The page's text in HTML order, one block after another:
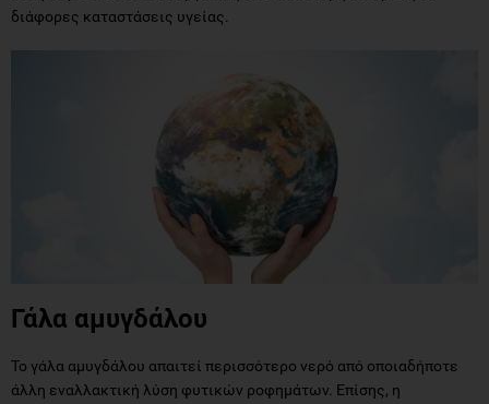
Γάλα αμυγδάλου
άλλη εναλλακτική λύση φυτικών ροφημάτων. Επίσης, η
καθώς είναι απαραίτητες για τη γονιμοποίηση των αμυγδαλιών.
Έτσι, η υψηλή ζήτηση αμυγδάλων έχει οδηγήσει σε ανησυχίες